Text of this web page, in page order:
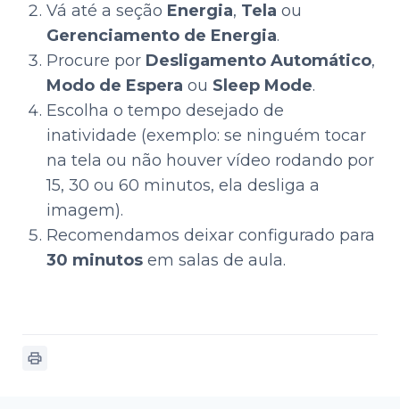
Vá até a seção Energia, Tela ou
Gerenciamento de Energia.
Procure por Desligamento Automático,
Modo de Espera ou Sleep Mode.
Escolha o tempo desejado de
inatividade (exemplo: se ninguém tocar
na tela ou não houver vídeo rodando por
15, 30 ou 60 minutos, ela desliga a
imagem).
Recomendamos deixar configurado para
30 minutos em salas de aula.